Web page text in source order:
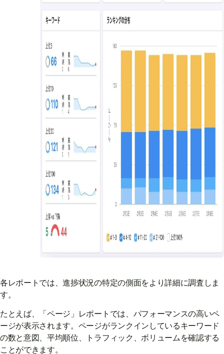
各レポートでは、進捗状況の特定の側面をより詳細に調査しま
す。
たとえば、「ページ」レポートでは、パフォーマンスの高いペ
ージが表示されます。ページがランクインしているキーワード
の数と意図、平均順位、トラフィック、ボリュームを確認する
ことができます。